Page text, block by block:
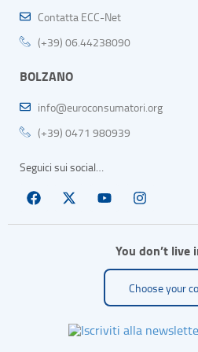
Contatta ECC-Net
(+39) 06.44238090
BOLZANO
info@euroconsumatori.org
(+39) 0471 980939
Seguici sui social…
You don’t live
Choose your